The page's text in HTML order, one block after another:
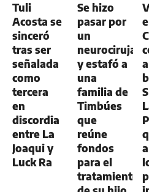
Tuli
Acosta se
sinceró
tras ser
señalada
como
tercera
en
discordia
entre La
Joaqui y
Luck Ra
Se hizo
pasar por
un
neurocirujano
y estafó a
una
familia de
Timbúes
que
reúne
fondos
para el
tratamiento